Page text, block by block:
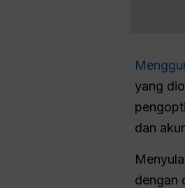
yang
dan
dengan